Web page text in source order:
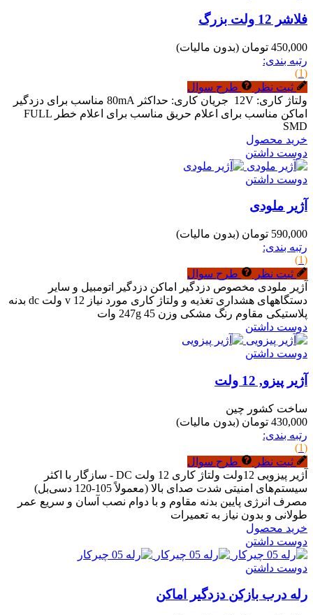
فلاشر 12 ولت بزرگ
450,000 تومان
(بدون مالیات)
رتبه بندی:
(1)
ثبت نظر
طرح سوال
ولتاژ کاری: 12V جریان کاری: حداکثر 80mA مناسب برای دزدگیر
اماکن مناسب برای اعلام حریق مناسب برای اعلام خطر FULL
SMD
خرید محصول
دوست داشتن
دوست داشتن
آژیر ملودی
590,000 تومان
(بدون مالیات)
رتبه بندی:
(1)
ثبت نظر
طرح سوال
آژیر ملودی مخصوص دزدگیر اماکن دزدگیر اتومبیل و سایر
دستگاههای هشداری تغذیه و ولتاژ کاری مورد نیاز 12 v ولت dc بدنه
پلاستیکی مقاوم رنگ مشکی وزن 247g 45 وات
دوست داشتن
دوست داشتن
آژیر پیزو, 12 ولت
ساخت کشور چین
430,000 تومان
(بدون مالیات)
رتبه بندی:
(1)
ثبت نظر
طرح سوال
آژیر پیزویی 12ولت ولتاژ کاری 12 ولت DC - سازگار با اکثر
سیستم‌های امنیتی شدت صدای بالا (معمولاً 105-120 دسی‌بل)
مصرف انرژی پایین بدنه مقاوم و با دوام نصب آسان و سریع عمر
طولانی و بدون نیاز به تعمیرات
خرید محصول
دوست داشتن
دوست داشتن
رله درب بازکن دزدگیر اماکن